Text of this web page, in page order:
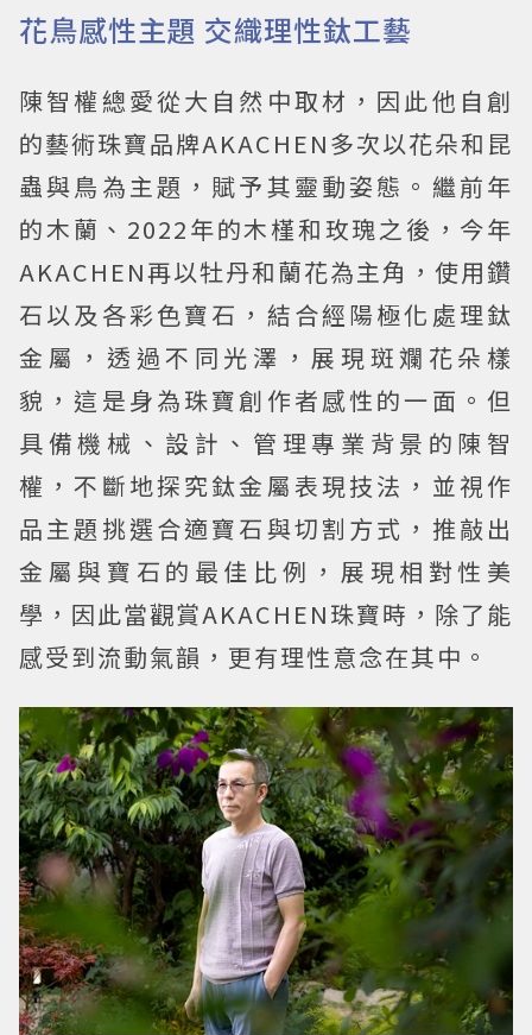
花鳥感性主題 交織理性鈦工藝
陳智權總愛從大自然中取材，因此他自創
的藝術珠寶品牌AKACHEN多次以花朵和昆
蟲與鳥為主題，賦予其靈動姿態。繼前年
的木蘭、2022年的木槿和玫瑰之後，今年
AKACHEN再以牡丹和蘭花為主角，使用鑽
石以及各彩色寶石，結合經陽極化處理鈦
金屬，透過不同光澤，展現斑斕花朵樣
貌，這是身為珠寶創作者感性的一面。但
具備機械、設計、管理專業背景的陳智
權，不斷地探究鈦金屬表現技法，並視作
品主題挑選合適寶石與切割方式，推敲出
金屬與寶石的最佳比例，展現相對性美
學，因此當觀賞AKACHEN珠寶時，除了能
感受到流動氣韻，更有理性意念在其中。